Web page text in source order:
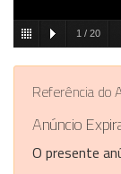
1 / 20
Referência do
Anúncio
O presente